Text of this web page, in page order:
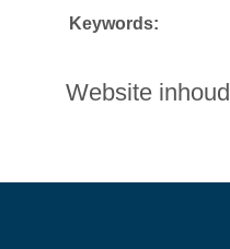
Keywords:
Website inhoud